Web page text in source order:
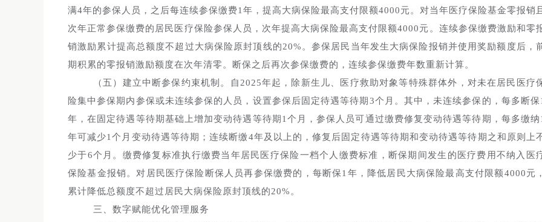
满4年的参保人员，之后每连续参保缴费1年，提高大病保险最高支付限额4000元。对当年医疗保险基金零报销且
次年正常参保缴费的居民医疗保险参保人员，次年提高大病保险最高支付限额4000元。连续参保缴费激励和零
销激励累计提高总额度不超过大病保险原封顶线的20%。参保居民当年发生大病保险报销并使用奖励额度后，
期积累的零报销激励额度在次年清零。断保之后再次参保缴费的，连续参保缴费年数重新计算。
（五）建立中断参保约束机制。自2025年起，除新生儿、医疗救助对象等特殊群体外，对未在居民医疗
险集中参保期内参保或未连续参保的人员，设置参保后固定待遇等待期3个月。其中，未连续参保的，每多断保
年，在固定待遇等待期基础上增加变动待遇等待期1个月，参保人员可通过缴费修复变动待遇等待期，每多缴纳
年可减少1个月变动待遇等待期；连续断缴4年及以上的，修复后固定待遇等待期和变动待遇等待期之和原则上
少于6个月。缴费修复标准执行缴费当年居民医疗保险一档个人缴费标准，断保期间发生的医疗费用不纳入医
保险基金报销。对居民医疗保险断保人员再参保缴费的，每断保1年，降低居民大病保险最高支付限额4000元，
累计降低总额度不超过居民大病保险原封顶线的20%。
三、数字赋能优化管理服务